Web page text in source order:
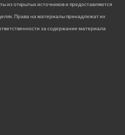
из открытых источников и предоставляются
Права на материалы принадлежат их
за содержание материала